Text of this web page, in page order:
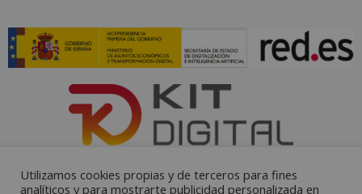
Utilizamos cookies propias y de terceros para fines
analíticos y para mostrarte publicidad personalizada en